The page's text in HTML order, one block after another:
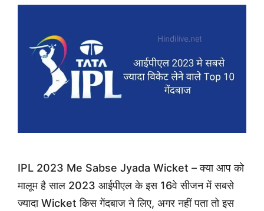
IPL 2023 Me Sabse Jyada Wicket – क्या आप को
मालूम है साल 2023 आईपीएल के इस 16वे सीजन में सबसे
ज्यादा Wicket किस गेंदबाज ने लिए, अगर नहीं पता तो इस